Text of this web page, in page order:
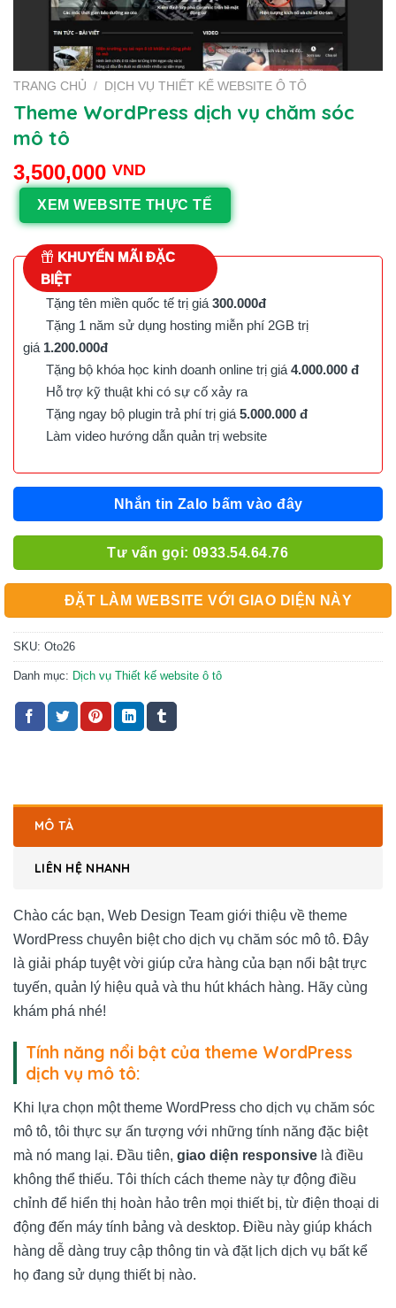
TRANG CHỦ / DỊCH VỤ THIẾT KẾ WEBSITE Ô TÔ
Theme WordPress dịch vụ chăm sóc
mô tô
3,500,000 VND
XEM WEBSITE THỰC TẾ
KHUYẾN MÃI ĐẶC
BIỆT
Tặng tên miền quốc tế trị giá 300.000đ
Tặng 1 năm sử dụng hosting miễn phí 2GB trị
giá 1.200.000đ
Tặng bộ khóa học kinh doanh online trị giá 4.000.000 đ
Hỗ trợ kỹ thuật khi có sự cố xảy ra
Tặng ngay bộ plugin trả phí trị giá 5.000.000 đ
Làm video hướng dẫn quản trị website
Nhắn tin Zalo bấm vào đây
Tư vấn gọi: 0933.54.64.76
ĐẶT LÀM WEBSITE VỚI GIAO DIỆN NÀY
SKU: Oto26
Danh mục: Dịch vụ Thiết kế website ô tô
MÔ TẢ
LIÊN HỆ NHANH
Chào các bạn, Web Design Team giới thiệu về theme
WordPress chuyên biệt cho dịch vụ chăm sóc mô tô. Đây
là giải pháp tuyệt vời giúp cửa hàng của bạn nổi bật trực
tuyến, quản lý hiệu quả và thu hút khách hàng. Hãy cùng
khám phá nhé!
Tính năng nổi bật của theme WordPress
dịch vụ mô tô:
Khi lựa chọn một theme WordPress cho dịch vụ chăm sóc
mô tô, tôi thực sự ấn tượng với những tính năng đặc biệt
mà nó mang lại. Đầu tiên, giao diện responsive là điều
không thể thiếu. Tôi thích cách theme này tự động điều
chỉnh để hiển thị hoàn hảo trên mọi thiết bị, từ điện thoại di
động đến máy tính bảng và desktop. Điều này giúp khách
hàng dễ dàng truy cập thông tin và đặt lịch dịch vụ bất kể
họ đang sử dụng thiết bị nào.